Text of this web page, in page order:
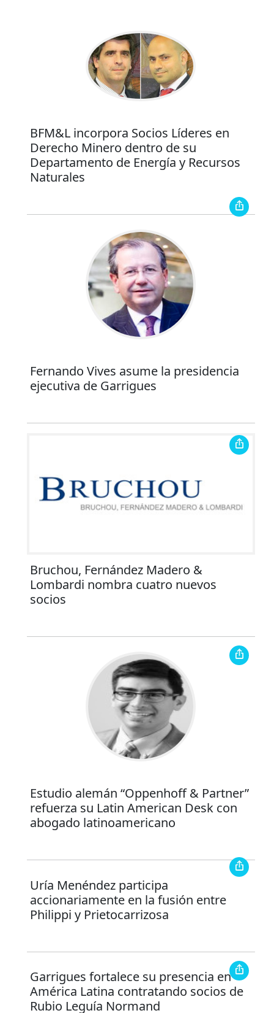
BFM&L incorpora Socios Líderes en
Derecho Minero dentro de su
Departamento de Energía y Recursos
Naturales
Fernando Vives asume la presidencia
ejecutiva de Garrigues
Bruchou, Fernández Madero &
Lombardi nombra cuatro nuevos
socios
Estudio alemán “Oppenhoff & Partner”
refuerza su Latin American Desk con
abogado latinoamericano
Uría Menéndez participa
accionariamente en la fusión entre
Philippi y Prietocarrizosa
Garrigues fortalece su presencia en
América Latina contratando socios de
Rubio Leguía Normand